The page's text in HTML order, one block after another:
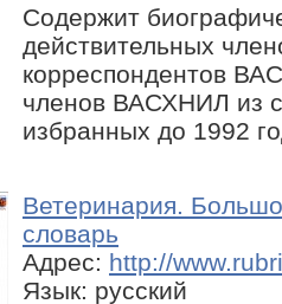
Содержит
действительных
корреспондентов
членов ВАСХНИЛ из
избранных до 1992
Ветеринария.
словарь
Адрес: http://
Язык: русский